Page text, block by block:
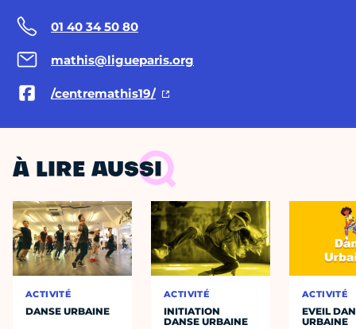
01 40 34 50 80
mathis@ligueparis.org
/centremathis19/
À LIRE AUSSI
ACTIVITÉ
DANSE URBAINE
ACTIVITÉ
INITIATION
DANSE URBAINE
ACTIVITÉ
EVEIL
URBAINE